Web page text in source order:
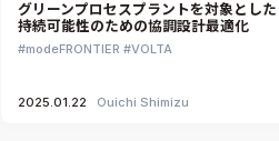
グリーンプロセスプラントを対象とした
持続可能性のための協調設計最適化
modeFRONTIER VOLTA
2025.01.22 Ouichi Shimizu